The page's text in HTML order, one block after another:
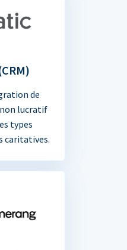
de
lucratif
types
caritatives.